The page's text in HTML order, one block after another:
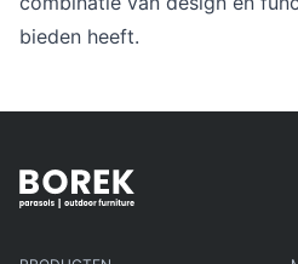
Werken bij
bieden heeft.